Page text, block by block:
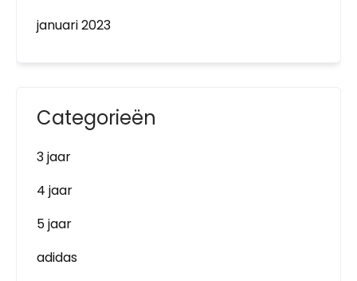
januari 2023
Categorieën
3 jaar
4 jaar
5 jaar
adidas